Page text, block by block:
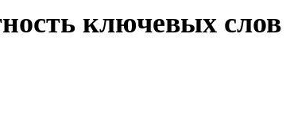
ключевых слов